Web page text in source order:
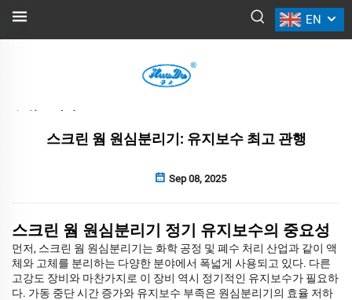
EN
뉴스
스크린 웜 원심분리기: 유지보수 최고 관행
Sep 08, 2025
스크린 웜 원심분리기 정기 유지보수의 중요성
먼저, 스크린 웜 원심분리기는 화학 공정 및 폐수 처리 산업과 같이 액
체와 고체를 분리하는 다양한 분야에서 폭넓게 사용되고 있다. 다른
고강도 장비와 마찬가지로 이 장비 역시 정기적인 유지보수가 필요하
다. 가동 중단 시간 증가와 유지보수 부족은 원심분리기의 효율 저하